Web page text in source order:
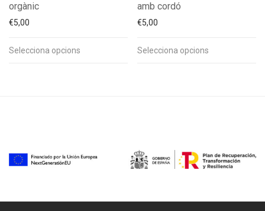
orgànic
€5,00
Selecciona opcions
amb cordó
€5,00
Selecciona opcions